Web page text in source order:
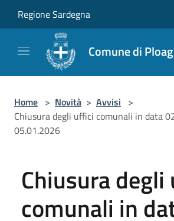
Regione Sardegna
Comune di
Home > Novità > Avvisi >
Chiusura degli uffici comunali in data
05.01.2026
Chiusura
comunali in